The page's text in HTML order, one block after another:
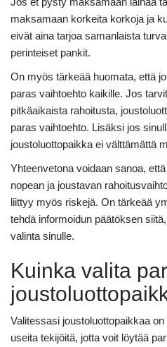
maksamaan korkeita korkoja ja
eivät aina tarjoa samanlaista
perinteiset pankit.
On myös tärkeää huomata, että
paras vaihtoehto kaikille. Jos
pitkäaikaista rahoitusta,
paras vaihtoehto. Lisäksi jos
joustoluottopaikka ei välttämättä
Yhteenvetona voidaan sanoa,
nopean ja joustavan
liittyy myös riskejä. On tärkeää
tehdä informoidun päätöksen
valinta sinulle.
Kuinka valita
Valitessasi joustoluottopaikkaa
useita tekijöitä, jotta voit löytää